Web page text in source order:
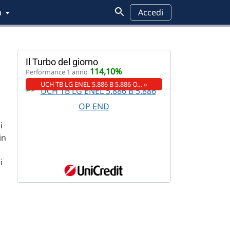
Accedi
Il Turbo del giorno
Performance 1 anno 114,10%
UCH TB LG ENEL 5.886 B 5.886 O… »